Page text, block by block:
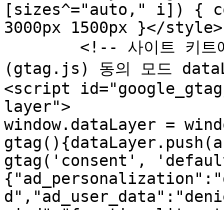
[sizes^="auto," i]) {
3000px 1500px }</style>
(gtag.js) 동의 모드
<script
layer">
window.dataLayer =
gtag('consent',